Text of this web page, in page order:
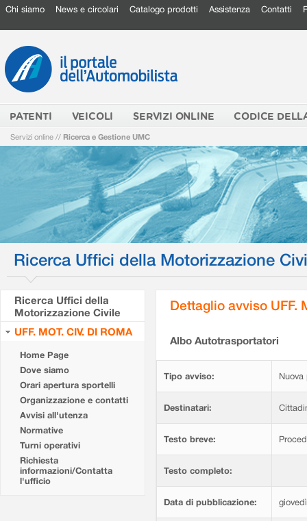
Chi siamo News e circolari Catalogo prodotti Assistenza Contatti
PATENTI VEICOLI SERVIZI ONLINE CODICE
Servizi online // Ricerca e Gestione UMC
Ricerca Uffici della Motorizzazione
Ricerca Uffici della
Motorizzazione Civile
UFF. MOT. CIV. DI ROMA
Home Page
Dove siamo
Orari apertura sportelli
Organizzazione e contatti
Avvisi all'utenza
Normative
Turni operativi
Richiesta
informazioni/Contatta
l'ufficio
Dettaglio avviso UFF.
Albo Autotrasportatori
Tipo avviso:
Destinatari:
Testo breve:
Testo completo:
Data di pubblicazione: